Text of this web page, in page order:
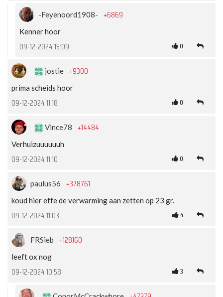
-Feyenoord1908- +6869
Kenner hoor
09-12-2024 15:09 0
jostie +9300
prima scheids hoor
09-12-2024 11:18 0
Vince78 +14484
Verhuizuuuuuuh
09-12-2024 11:10 0
paulus56 +378761
koud hier effe de verwarming aan zetten op 23 gr.
09-12-2024 11:03 4
FRSieb +128160
leeft ox nog
09-12-2024 10:58 3